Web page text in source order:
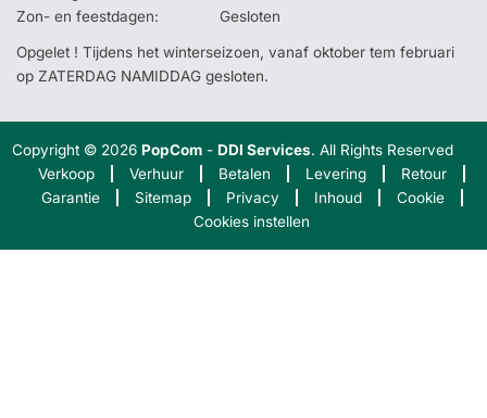
Zon- en feestdagen:
Gesloten
Opgelet ! Tijdens het winterseizoen, vanaf oktober tem februari
op ZATERDAG NAMIDDAG gesloten.
Copyright © 2026PopCom -DDI Services. All Rights Reserved
Verkoop
Verhuur Betalen Levering
Retour
Garantie
Sitemap Privacy Inhoud
Cookie
Cookies instellen